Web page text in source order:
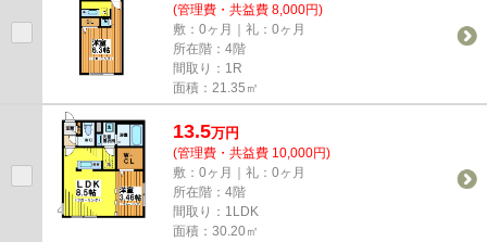
(管理費・共益費 8,000円)
敷：0ヶ月｜礼：0ヶ月
所在階：4階
間取り：1R
面積：21.35㎡
13.5万円
(管理費・共益費 10,000円)
敷：0ヶ月｜礼：0ヶ月
所在階：4階
間取り：1LDK
面積：30.20㎡